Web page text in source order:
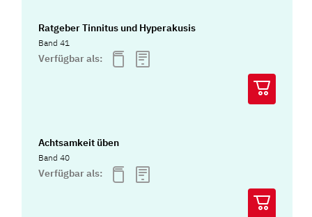
Ratgeber Tinnitus und Hyperakusis
Band 41
Verfügbar als:
Achtsamkeit üben
Band 40
Verfügbar als: